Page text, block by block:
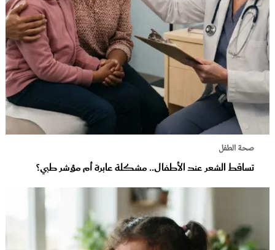
صحة الطفل
تساقط الشعر عند الأطفال.. مشكلة عابرة أم مؤشر طبي؟